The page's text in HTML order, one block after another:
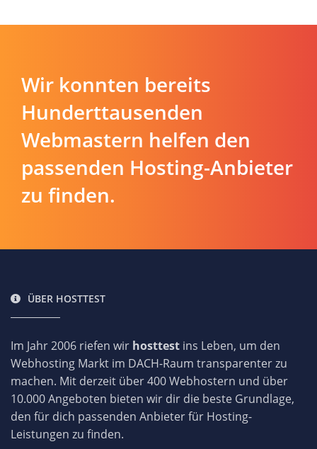
Wir konnten bereits
Hunderttausenden
Webmastern helfen den
passenden Hosting-Anbieter
zu finden.
ÜBER HOSTTEST
Im Jahr 2006 riefen wir hosttest ins Leben, um den
Webhosting Markt im DACH-Raum transparenter zu
machen. Mit derzeit über 400 Webhostern und über
10.000 Angeboten bieten wir dir die beste Grundlage,
den für dich passenden Anbieter für Hosting-
Leistungen zu finden.